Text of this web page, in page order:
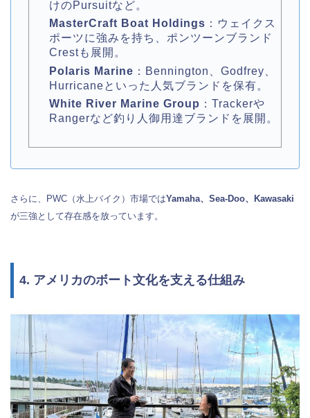
けのPursuitなど。
MasterCraft Boat Holdings ：ウェイクス
ポーツに強みを持ち、ポンツーンブランド
Crestも展開。
Polaris Marine ：Bennington、Godfrey、
Hurricaneといった人気ブランドを保有。
White River Marine Group ：Trackerや
Rangerなど釣り人御用達ブランドを展開。
さらに、PWC（水上バイク）市場ではYamaha、Sea-Doo、Kawasaki
が三強として存在感を放っています。
4. アメリカのボート文化を支える仕組み